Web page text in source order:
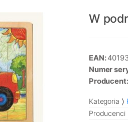
W
EAN:
Numer
Producent:
Kategoria
Producenci